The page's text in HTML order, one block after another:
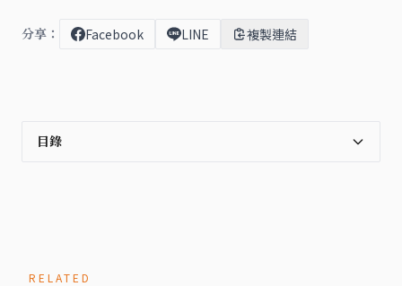
分享： Facebook LINE 複製連結
目錄
RELATED